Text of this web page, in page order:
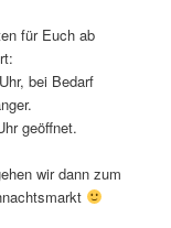
für Euch ab
bei Bedarf
geöffnet.
wir dann zum